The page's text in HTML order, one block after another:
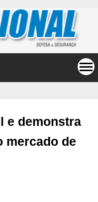
e demonstra
mercado de